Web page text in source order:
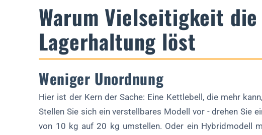
Warum Vielseitigkeit
Lagerhaltung löst
Weniger Unordnung
Hier ist der Kern der Sache: Eine Kettlebell, die mehr
Stellen Sie sich ein verstellbares Modell vor - drehen Sie
von 10 kg auf 20 kg umstellen. Oder ein Hybridmodell